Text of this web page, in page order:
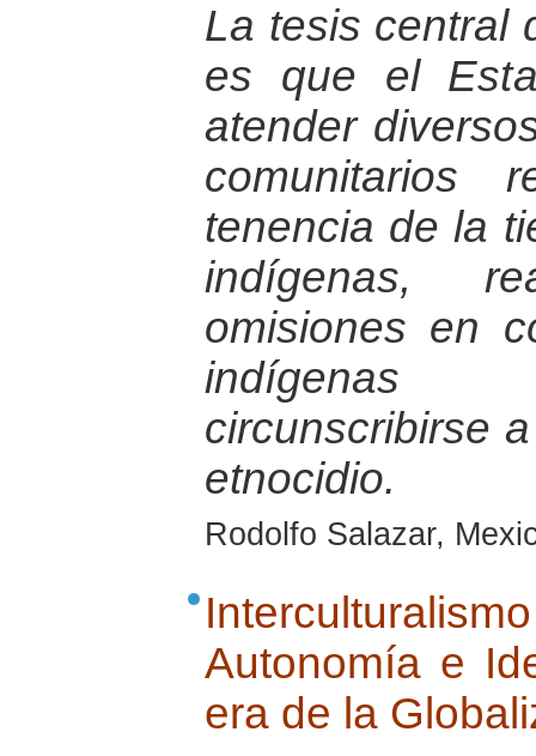
La tesis central
es que el
atender
comunitarios
tenencia de la
indígenas,
omisiones en
indígenas
circunscribirse
etnocidio.
Rodolfo Salazar,
Autonomía e
era de la